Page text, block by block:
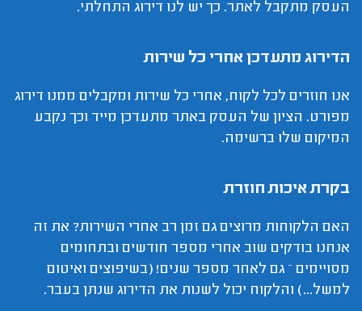
העסק מתקבל לאתר. כך יש לנו דירוג התחלתי.
הדירוג מתעדכן אחרי כל שירות
אנו חוזרים לכל לקוח, אחרי כל שירות ומקבלים ממנו דירוג
מפורט. הציון של העסק באתר מתעדכן מייד וכך נקבע
המיקום שלו ברשימה.
בקרת איכות חוזרת
האם הלקוחות מרוצים גם זמן רב אחרי השירות? את זה
אנחנו בודקים שוב אחרי מספר חודשים ובתחומים
מסויימים – גם לאחר מספר שנים! (בשיפוצים ואיטום
למשל...) והלקוח יכול לשנות את הדירוג שנתן בעבר.